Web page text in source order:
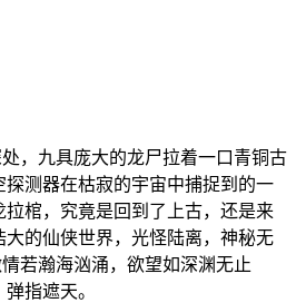
，九具庞大的龙尸拉着一口青铜古
测器在枯寂的宇宙中捕捉到的一
棺，究竟是回到了上古，还是来
的仙侠世界，光怪陆离，神秘无
若瀚海汹涌，欲望如深渊无止
指遮天。